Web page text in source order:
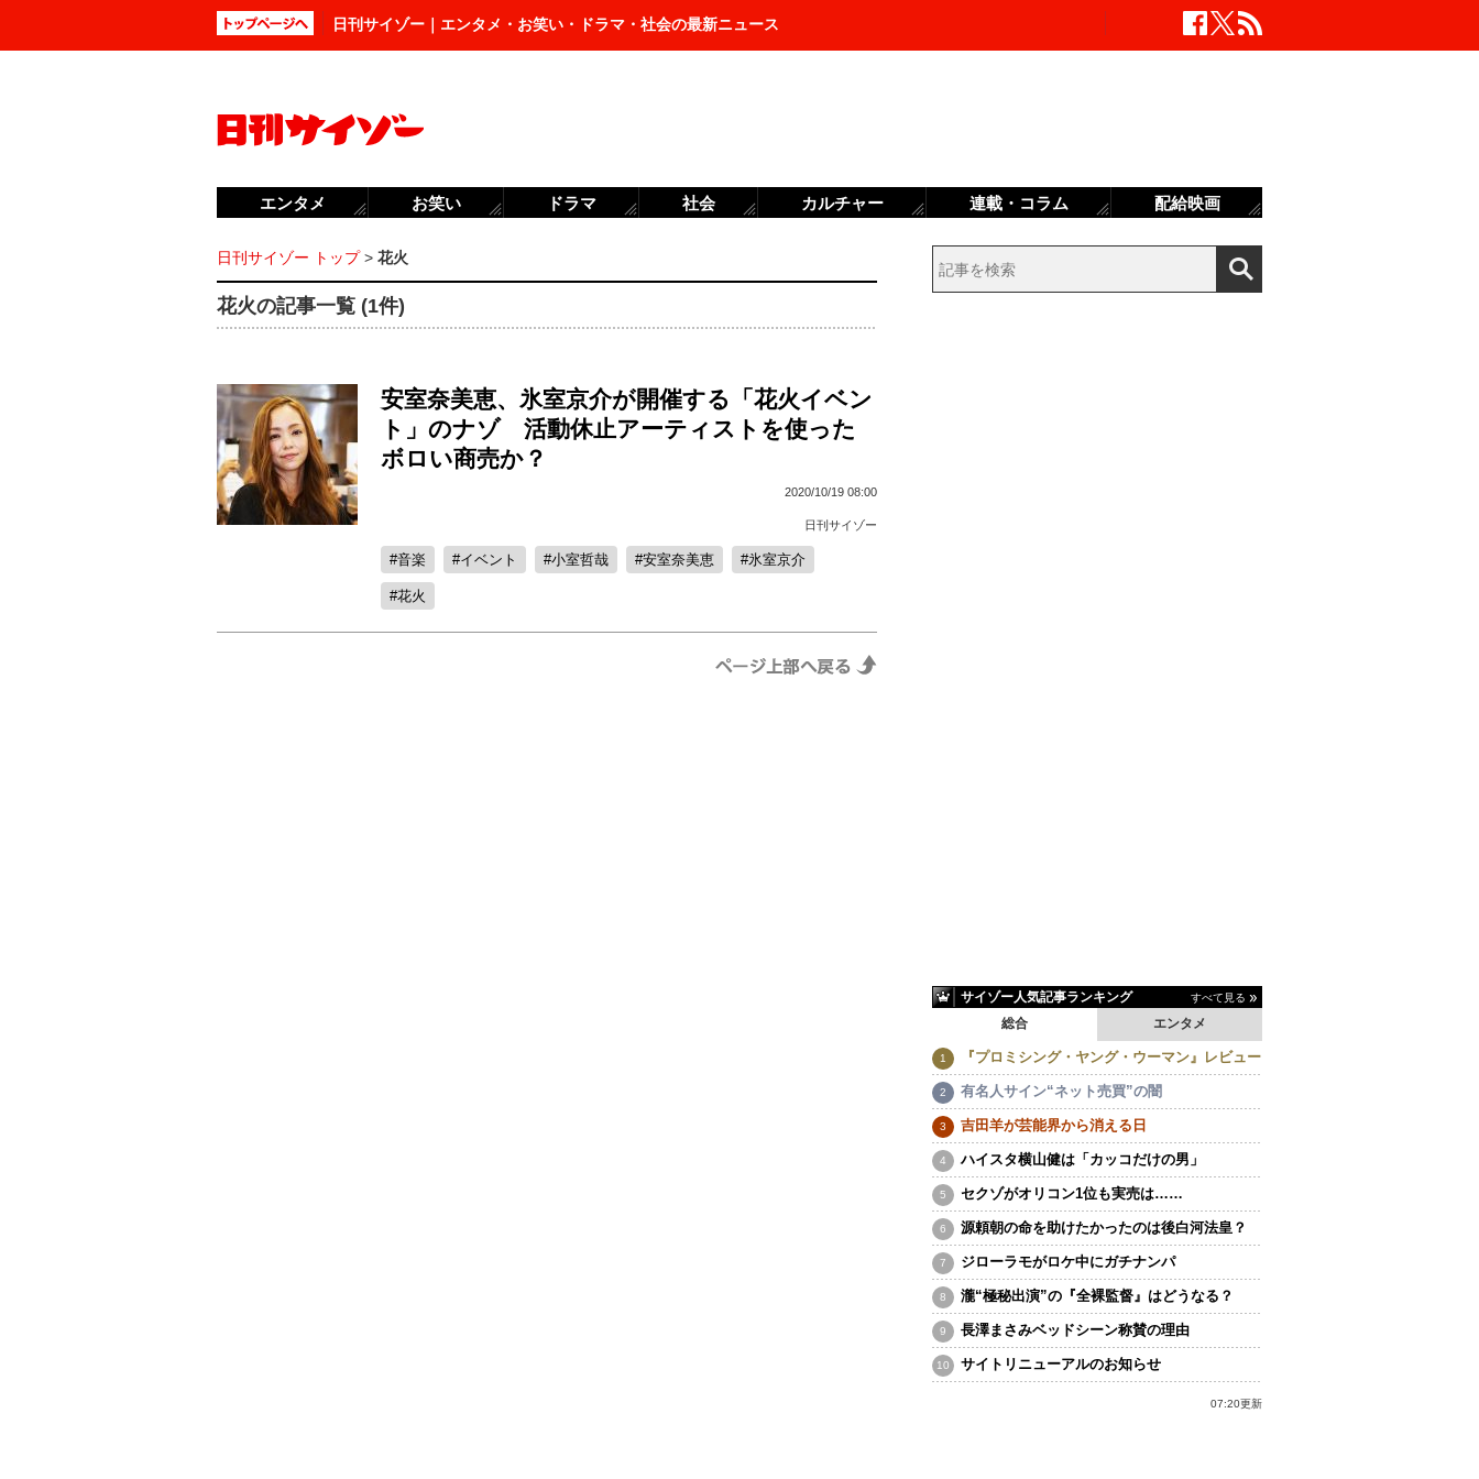
日刊サイゾー｜エンタメ・お笑い・ドラマ・社会の最新ニュース
日刊サイゾー トップ> 花火
花火の記事一覧 (1件)
安室奈美恵、氷室京介が開催する「花火イベン
ト」のナゾ 活動休止アーティストを使った
ボロい商売か？
2020/10/19 08:00
日刊サイゾー
音楽 イベント 小室哲哉 安室奈美恵 氷室京介
花火
サイゾー人気記事ランキング すべて見る
エンタメ
総合
『プロミシング・ヤング・ウーマン』レビュー
有名人サイン“ネット売買”の闇
吉田羊が芸能界から消える日
ハイスタ横山健は「カッコだけの男」
セクゾがオリコン1位も実売は……
源頼朝の命を助けたかったのは後白河法皇？
ジローラモがロケ中にガチナンパ
瀧“極秘出演”の『全裸監督』はどうなる？
長澤まさみベッドシーン称賛の理由
サイトリニューアルのお知らせ
07:20更新
エンタメ お笑い ドラマ 社会 カルチャー 連載・コラム 配給映画